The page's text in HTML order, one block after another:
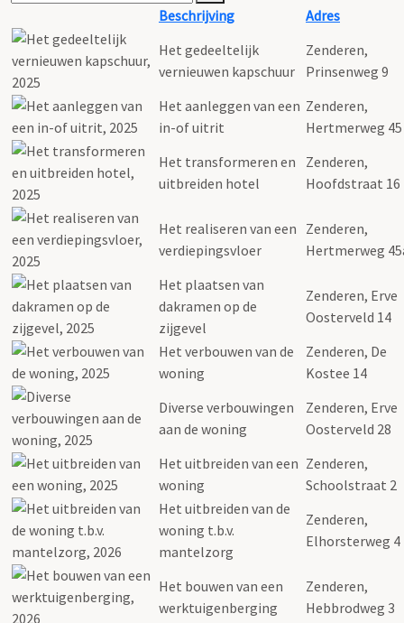
Beschrijving
Adres
Het gedeeltelijk
vernieuwen kapschuur
Zenderen,
Prinsenweg 9
Het aanleggen van een
in-of uitrit
Zenderen,
Hertmerweg 45
Het transformeren en
uitbreiden hotel
Zenderen,
Hoofdstraat 16
Het realiseren van een
verdiepingsvloer
Zenderen,
Hertmerweg
Het plaatsen van
dakramen op de
zijgevel
Zenderen, Erve
Oosterveld 14
Het verbouwen van de
woning
Zenderen, De
Kostee 14
Diverse verbouwingen
aan de woning
Zenderen, Erve
Oosterveld 28
Het uitbreiden van een
woning
Zenderen,
Schoolstraat 2
Het uitbreiden van de
woning t.b.v.
mantelzorg
Zenderen,
Elhorsterweg 4
Het bouwen van een
werktuigenberging
Zenderen,
Hebbrodweg 3